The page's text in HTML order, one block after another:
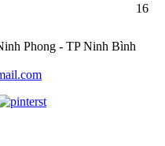
16
Phong - TP Ninh Bình